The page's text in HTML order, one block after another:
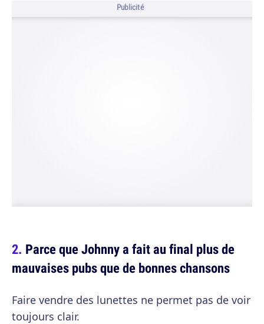
Publicité
Parce que Johnny a fait au final plus de
mauvaises pubs que de bonnes chansons
Faire vendre des lunettes ne permet pas de voir
toujours clair.